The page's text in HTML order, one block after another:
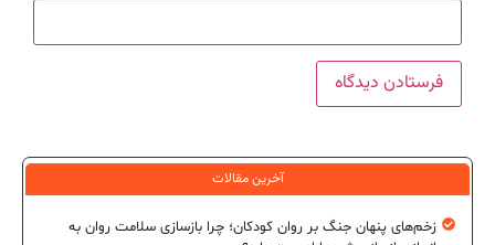
آخرین مقالات
زخم‌های پنهان جنگ بر روان کودکان؛ چرا بازسازی سلامت روان به